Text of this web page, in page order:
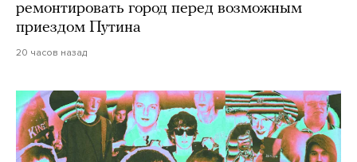
ремонтировать город перед возможным
приездом Путина
20 часов назад